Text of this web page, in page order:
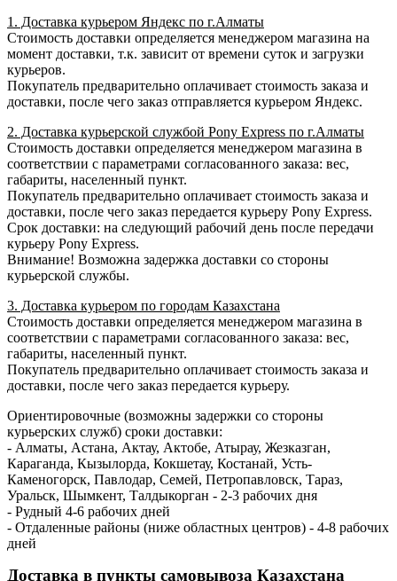
1. Доставка курьером Яндекс по г.Алматы
Стоимость доставки определяется менеджером магазина на
момент доставки, т.к. зависит от времени суток и загрузки
курьеров.
Покупатель предварительно оплачивает стоимость заказа и
доставки, после чего заказ отправляется курьером Яндекс.
2. Доставка курьерской службой Pony Express по г.Алматы
Стоимость доставки определяется менеджером магазина в
соответствии с параметрами согласованного заказа: вес,
габариты, населенный пункт.
Покупатель предварительно оплачивает стоимость заказа и
доставки, после чего заказ передается курьеру Pony Express.
Срок доставки: на следующий рабочий день после передачи
курьеру Pony Express.
Внимание! Возможна задержка доставки со стороны
курьерской службы.
3. Доставка курьером по городам Казахстана
Стоимость доставки определяется менеджером магазина в
соответствии с параметрами согласованного заказа: вес,
габариты, населенный пункт.
Покупатель предварительно оплачивает стоимость заказа и
доставки, после чего заказ передается курьеру.
Ориентировочные (возможны задержки со стороны
курьерских служб) сроки доставки:
- Алматы, Астана, Актау, Актобе, Атырау, Жезказган,
Караганда, Кызылорда, Кокшетау, Костанай, Усть-
Каменогорск, Павлодар, Семей, Петропавловск, Тараз,
Уральск, Шымкент, Талдыкорган - 2-3 рабочих дня
- Рудный 4-6 рабочих дней
- Отдаленные районы (ниже областных центров) - 4-8 рабочих
дней
Доставка в пункты самовывоза Казахстана